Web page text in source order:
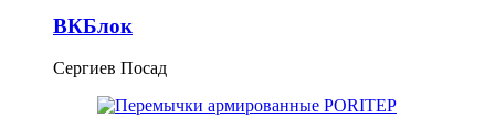
ВКБлок
Сергиев Посад